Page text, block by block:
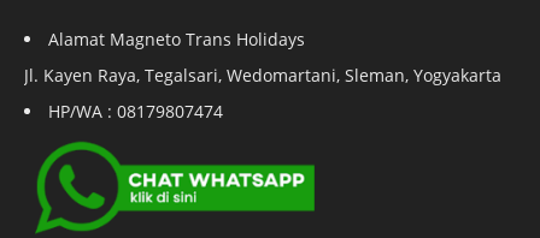
Alamat Magneto Trans Holidays
Jl. Kayen Raya, Tegalsari, Wedomartani, Sleman, Yogyakarta
HP/WA : 08179807474